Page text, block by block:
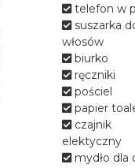
telefon w
suszarka
włosów
biurko
ręczniki
pościel
papier
czajnik
elektyczny
mydło dla